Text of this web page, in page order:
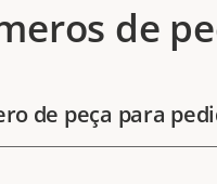
de
de peça para